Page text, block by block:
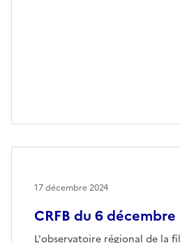
CRFB du 6
L'observatoire régional de la
17 décembre 2024